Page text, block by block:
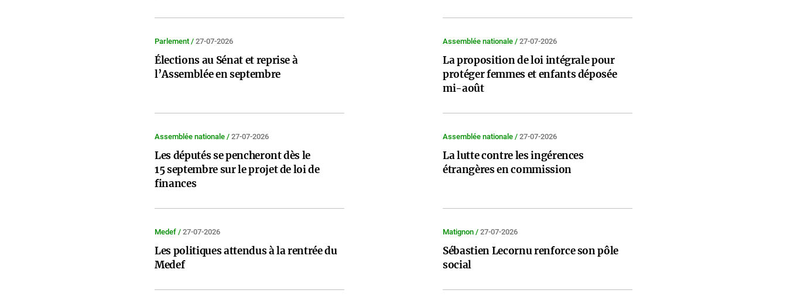
Parlement / 27-07-2026
Élections au Sénat et reprise à
l’Assemblée en septembre
Assemblée nationale / 27-07-2026
La proposition de loi intégrale pour
protéger femmes et enfants déposée
mi-août
Assemblée nationale / 27-07-2026
Les députés se pencheront dès le
15 septembre sur le projet de loi de
finances
Assemblée nationale / 27-07-2026
La lutte contre les ingérences
étrangères en commission
Medef / 27-07-2026
Les politiques attendus à la rentrée du
Medef
Matignon / 27-07-2026
Sébastien Lecornu renforce son pôle
social